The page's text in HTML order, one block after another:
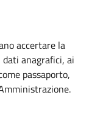
accertare la
anagrafici, ai
passaporto,